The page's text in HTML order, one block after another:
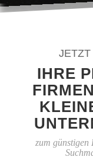
JETZT
IHRE
zum günstigen